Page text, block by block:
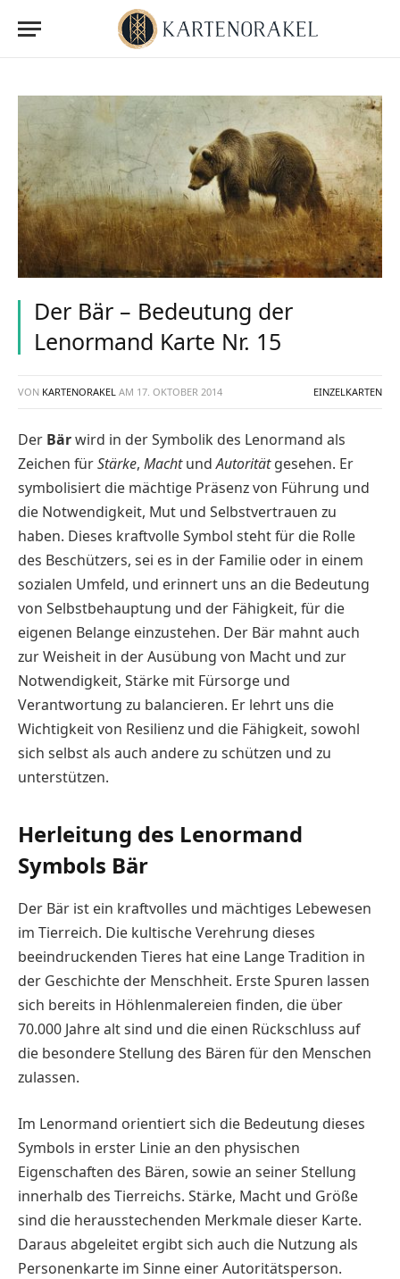
Der Bär – Bedeutung der
Lenormand Karte Nr. 15
VON KARTENORAKEL AM 17. OKTOBER 2014 EINZELKARTEN
Der Bärwird in der Symbolik des Lenormand als
Zeichen fürStärke, MachtundAutoritätgesehen. Er
symbolisiert die mächtige Präsenz von Führung und
die Notwendigkeit, Mut und Selbstvertrauen zu
haben. Dieses kraftvolle Symbol steht für die Rolle
des Beschützers, sei es in der Familie oder in einem
sozialen Umfeld, und erinnert uns an die Bedeutung
von Selbstbehauptung und der Fähigkeit, für die
eigenen Belange einzustehen. Der Bär mahnt auch
zur Weisheit in der Ausübung von Macht und zur
Notwendigkeit, Stärke mit Fürsorge und
Verantwortung zu balancieren. Er lehrt uns die
Wichtigkeit von Resilienz und die Fähigkeit, sowohl
sich selbst als auch andere zu schützen und zu
unterstützen.
Herleitung des Lenormand
Symbols Bär
Der Bär ist ein kraftvolles und mächtiges Lebewesen
im Tierreich. Die kultische Verehrung dieses
beeindruckenden Tieres hat eine Lange Tradition in
der Geschichte der Menschheit. Erste Spuren lassen
sich bereits in Höhlenmalereien finden, die über
70.000 Jahre alt sind und die einen Rückschluss auf
die besondere Stellung des Bären für den Menschen
zulassen.
Im Lenormand orientiert sich die Bedeutung dieses
Symbols in erster Linie an den physischen
Eigenschaften des Bären, sowie an seiner Stellung
innerhalb des Tierreichs. Stärke, Macht und Größe
sind die herausstechenden Merkmale dieser Karte.
Daraus abgeleitet ergibt sich auch die Nutzung als
Personenkarte im Sinne einer Autoritätsperson.